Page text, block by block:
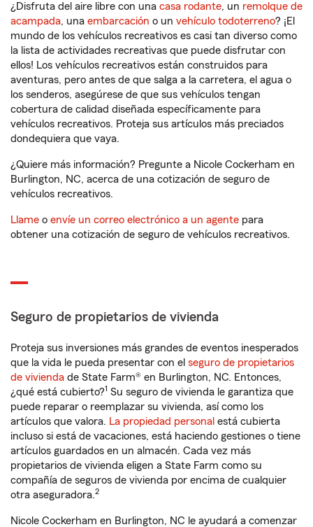
¿Disfruta del aire libre con una casa rodante, un remolque de
acampada, una embarcación o un vehículo todoterreno? ¡El
mundo de los vehículos recreativos es casi tan diverso como
la lista de actividades recreativas que puede disfrutar con
ellos! Los vehículos recreativos están construidos para
aventuras, pero antes de que salga a la carretera, el agua o
los senderos, asegúrese de que sus vehículos tengan
cobertura de calidad diseñada específicamente para
vehículos recreativos. Proteja sus artículos más preciados
dondequiera que vaya.
¿Quiere más información? Pregunte a Nicole Cockerham en
Burlington, NC, acerca de una cotización de seguro de
vehículos recreativos.
Llame o envíe un correo electrónico a un agente para
obtener una cotización de seguro de vehículos recreativos.
Seguro de propietarios de vivienda
Proteja sus inversiones más grandes de eventos inesperados
que la vida le pueda presentar con el seguro de propietarios
de vivienda de State Farm® en Burlington, NC. Entonces,
¿qué está cubierto?1 Su seguro de vivienda le garantiza que
puede reparar o reemplazar su vivienda, así como los
artículos que valora. La propiedad personal está cubierta
incluso si está de vacaciones, está haciendo gestiones o tiene
artículos guardados en un almacén. Cada vez más
propietarios de vivienda eligen a State Farm como su
compañía de seguros de vivienda por encima de cualquier
otra aseguradora.2
Nicole Cockerham en Burlington, NC le ayudará a comenzar